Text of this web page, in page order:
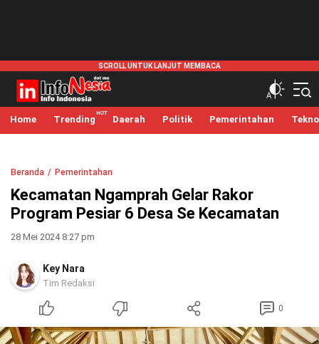
infonesia.me
Info Indonesia
Home Trending Daerah Politik Pemerintahan Tekno
Beranda Pemerintahan
Kecamatan Ngamprah Gelar Rakor
Program Pesiar 6 Desa Se Kecamatan
28 Mei 2024 8:27 pm
Key Nara
Tim Redaksi
0